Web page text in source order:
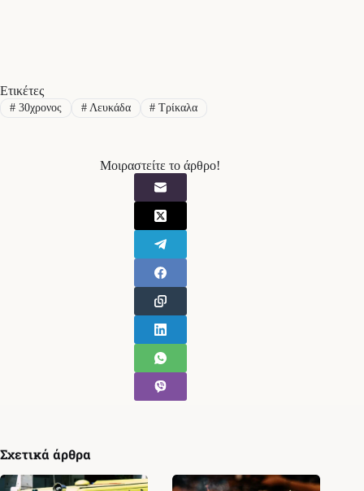
Ετικέτες
#30χρονος #Λευκάδα # Τρίκαλα
Μοιραστείτε το άρθρο!
Σχετικά άρθρα